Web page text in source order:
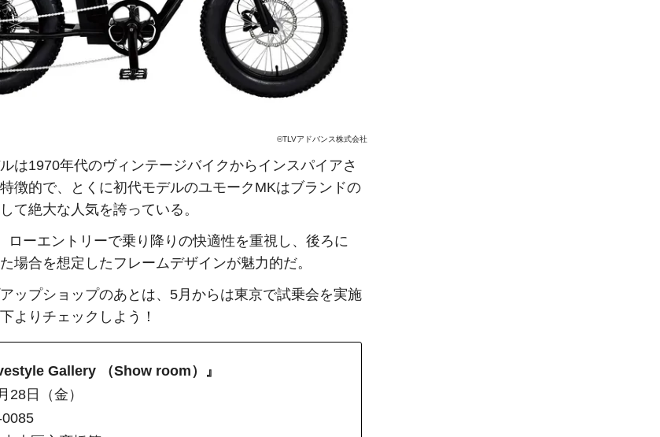
©TLVアドバンス株式会社
は1970年代のヴィンテージバイクからインスパイアさ
徴的で、とくに初代モデルのユモークMKはブランドの
て絶大な人気を誇っている。
ローエントリーで乗り降りの快適性を重視し、後ろに
場合を想定したフレームデザインが魅力的だ。
ップショップのあとは、5月からは東京で試乗会を実施
よりチェックしよう！
Gallery （Show room）』
28日（金）